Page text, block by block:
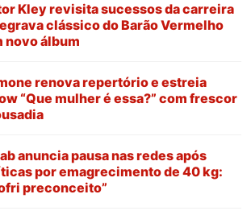
Kley revisita sucessos da carreira
clássico do Barão Vermelho
novo álbum
renova repertório e estreia
“Que mulher é essa?” com frescor
anuncia pausa nas redes após
por emagrecimento de 40 kg:
preconceito”